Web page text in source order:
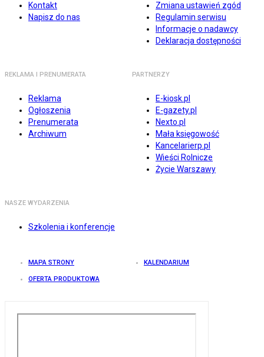
Kontakt
Napisz do nas
Zmiana ustawień zgód
Regulamin serwisu
Informacje o nadawcy
Deklaracja dostępności
REKLAMA I PRENUMERATA
Reklama
Ogłoszenia
Prenumerata
Archiwum
PARTNERZY
E-kiosk.pl
E-gazety.pl
Nexto.pl
Mała księgowość
Kancelarierp.pl
Wieści Rolnicze
Życie Warszawy
NASZE WYDARZENIA
Szkolenia i konferencje
MAPA STRONY KALENDARIUM
OFERTA PRODUKTOWA